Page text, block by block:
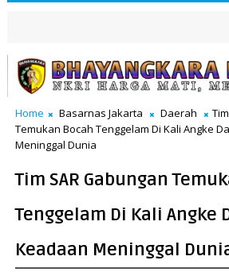
Home Basarnas Jakarta Daerah
Temukan Bocah Tenggelam Di Kali Angke
Meninggal Dunia
Tim SAR Gabungan
Tenggelam Di Kali Angke
Keadaan Meninggal